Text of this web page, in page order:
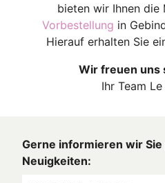
bieten wir Ihnen die
Vorbestellung in
Hierauf erhalten Sie
Wir freuen uns
Ihr Team
Gerne informieren wir
Neuigkeiten: